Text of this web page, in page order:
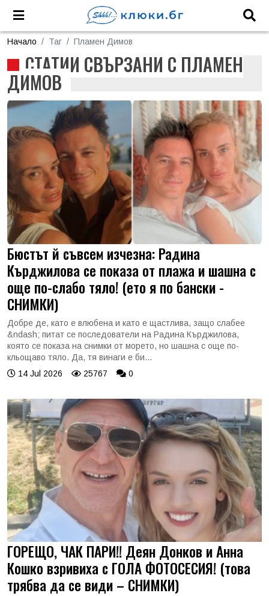
Начало Таг Пламен Димов
СТАТИИ СВЪРЗАНИ С ПЛАМЕН
ДИМОВ
Бюстът й съвсем изчезна: Радина
Кърджилова се показа от плажа и шашна с
още по-слабо тяло! (ето я по бански -
СНИМКИ)
Добре де, като е влюбена и като е щастлива, защо слабее
&ndash; питат се последователи на Радина Кърджилова,
която се показа на снимки от морето, но шашна с още по-
кльощаво тяло. Да, тя винаги е би...
14 Jul 2026
25767 0
ГОРЕЩО, ЧАК ПАРИ!! Деян Донков и Анна
Кошко взривиха с ГОЛА ФОТОСЕСИЯ! (това
трябва да се види – СНИМКИ)